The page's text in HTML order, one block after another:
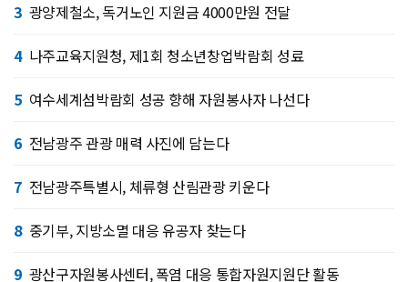
3 광양제철소, 독거노인 지원금 4000만원 전달
4 나주교육지원청, 제1회 청소년창업박람회 성료
5 여수세계섬박람회 성공 향해 자원봉사자 나선다
6 전남광주 관광 매력 사진에 담는다
7 전남광주특별시, 체류형 산림관광 키운다
8 중기부, 지방소멸 대응 유공자 찾는다
9 광산구자원봉사센터, 폭염 대응 통합자원지원단 활동